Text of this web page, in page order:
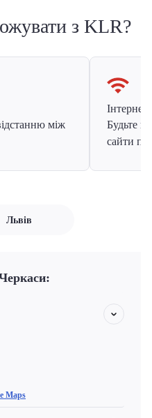
з KLR?
між
Інтернет
Будьте
сайти
Львів
Maps